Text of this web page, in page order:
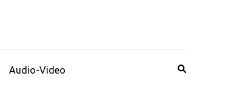
Audio-Video